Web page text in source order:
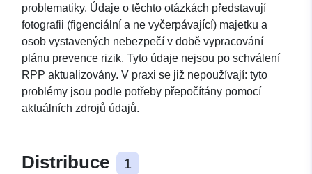
problematiky. Údaje o těchto otázkách představují
fotografii (figenciální a ne vyčerpávající) majetku a
osob vystavených nebezpečí v době vypracování
plánu prevence rizik. Tyto údaje nejsou po schválení
RPP aktualizovány. V praxi se již nepoužívají: tyto
problémy jsou podle potřeby přepočítány pomocí
aktuálních zdrojů údajů.
Distribuce 1